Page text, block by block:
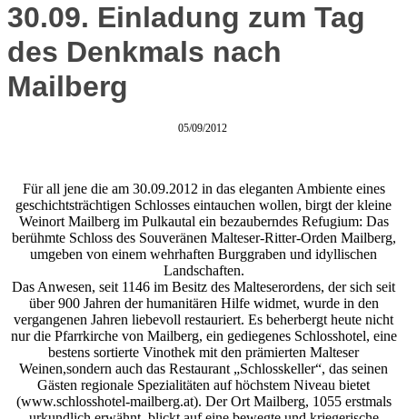
30.09. Einladung zum Tag
des Denkmals nach
Mailberg
05/09/2012
Für all jene die am 30.09.2012 in das eleganten Ambiente eines
geschichtsträchtigen Schlosses eintauchen wollen, birgt der kleine
Weinort Mailberg im Pulkautal ein bezauberndes Refugium: Das
berühmte Schloss des Souveränen Malteser-Ritter-Orden Mailberg,
umgeben von einem wehrhaften Burggraben und idyllischen
Landschaften.
Das Anwesen, seit 1146 im Besitz des Malteserordens, der sich seit
über 900 Jahren der humanitären Hilfe widmet, wurde in den
vergangenen Jahren liebevoll restauriert. Es beherbergt heute nicht
nur die Pfarrkirche von Mailberg, ein gediegenes Schlosshotel, eine
bestens sortierte Vinothek mit den prämierten Malteser
Weinen,sondern auch das Restaurant „Schlosskeller“, das seinen
Gästen regionale Spezialitäten auf höchstem Niveau bietet
(www.schlosshotel-mailberg.at). Der Ort Mailberg, 1055 erstmals